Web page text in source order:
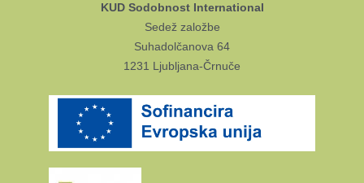
KUD Sodobnost International
Sedež založbe
Suhadolčanova 64
1231 Ljubljana-Črnuče